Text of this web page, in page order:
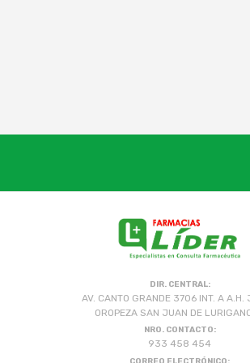
DIR. CENTRAL:
AV. CANTO GRANDE 3706 INT. A A.H.
OROPEZA SAN JUAN DE
NRO. CONTACTO:
933 458 454